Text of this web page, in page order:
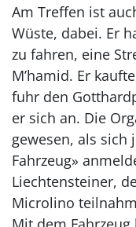
Am Treffen ist
Wüste, dabei. Er
zu fahren, eine
M’hamid. Er
fuhr den
er sich an. Die
gewesen, als sich
Fahrzeug»
Liechtensteiner,
Microlino